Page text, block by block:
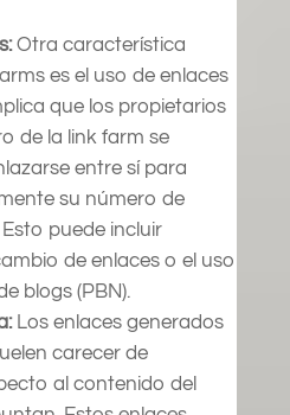
Otra característica
es el uso de enlaces
que los propietarios
de la link farm se
entre sí para
su número de
puede incluir
de enlaces o el uso
blogs (PBN).
Los enlaces generados
carecer de
al contenido del